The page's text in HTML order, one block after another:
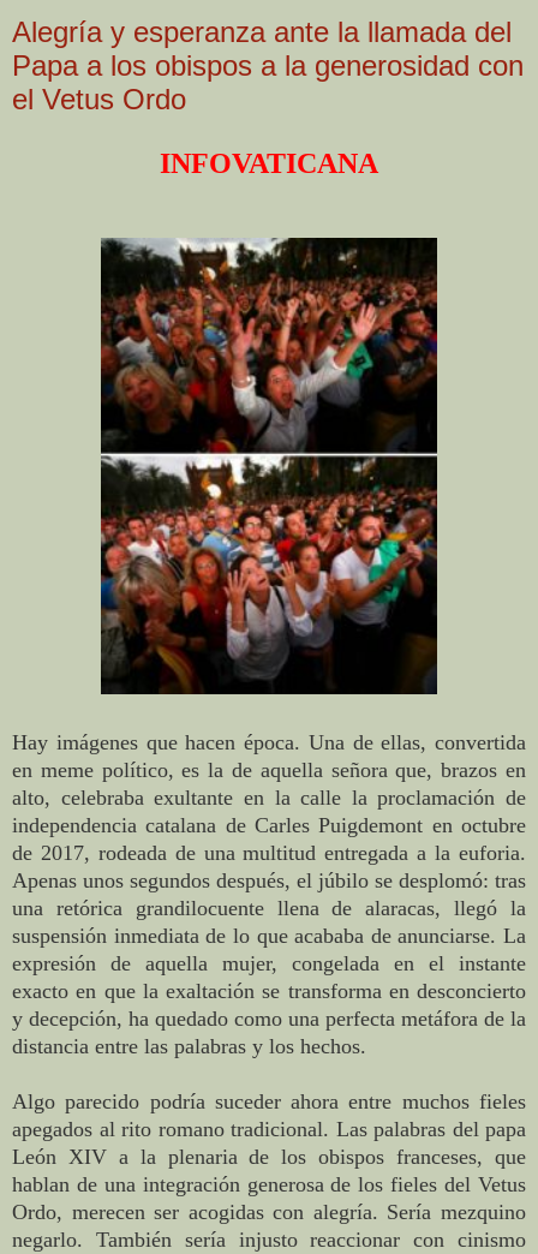
Alegría y esperanza ante la llamada del
Papa a los obispos a la generosidad con
el Vetus Ordo
INFOVATICANA
Hay imágenes que hacen época. Una de ellas, convertida
en meme político, es la de aquella señora que, brazos en
alto, celebraba exultante en la calle la proclamación de
independencia catalana de Carles Puigdemont en octubre
de 2017, rodeada de una multitud entregada a la euforia.
Apenas unos segundos después, el júbilo se desplomó: tras
una retórica grandilocuente llena de alaracas, llegó la
suspensión inmediata de lo que acababa de anunciarse. La
expresión de aquella mujer, congelada en el instante
exacto en que la exaltación se transforma en desconcierto
y decepción, ha quedado como una perfecta metáfora de la
distancia entre las palabras y los hechos.
Algo parecido podría suceder ahora entre muchos fieles
apegados al rito romano tradicional. Las palabras del papa
León XIV a la plenaria de los obispos franceses, que
hablan de una integración generosa de los fieles del Vetus
Ordo, merecen ser acogidas con alegría. Sería mezquino
negarlo. También sería injusto reaccionar con cinismo